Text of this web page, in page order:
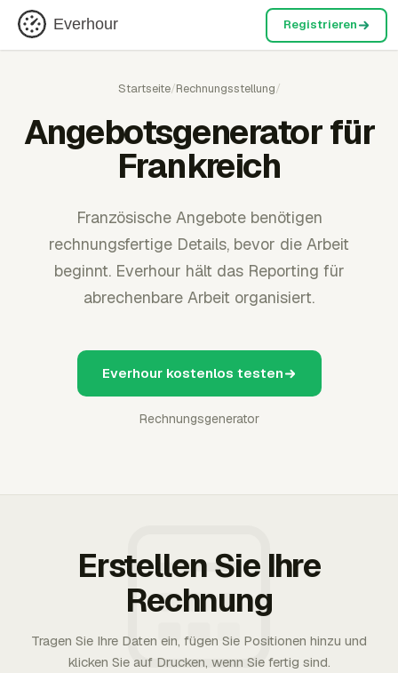
Everhour Registrieren
Startseite/Rechnungsstellung/
Angebotsgenerator für
Frankreich
Französische Angebote benötigen
rechnungsfertige Details, bevor die Arbeit
beginnt. Everhour hält das Reporting für
abrechenbare Arbeit organisiert.
Everhour kostenlos testen
Rechnungsgenerator
Erstellen Sie Ihre
Rechnung
Tragen Sie Ihre Daten ein, fügen Sie Positionen hinzu und
klicken Sie auf Drucken, wenn Sie fertig sind.